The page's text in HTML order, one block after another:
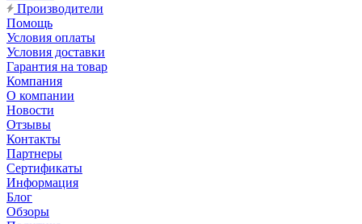
Производители
Помощь
Условия оплаты
Условия доставки
Гарантия на товар
Компания
О компании
Новости
Отзывы
Контакты
Партнеры
Сертификаты
Информация
Блог
Обзоры